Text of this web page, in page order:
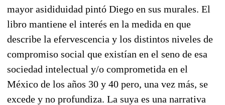
mayor asididuidad pintó Diego en sus murales. El
libro mantiene el interés en la medida en que
describe la efervescencia y los distintos niveles de
compromiso social que existían en el seno de esa
sociedad intelectual y/o comprometida en el
México de los años 30 y 40 pero, una vez más, se
excede y no profundiza. La suya es una narrativa